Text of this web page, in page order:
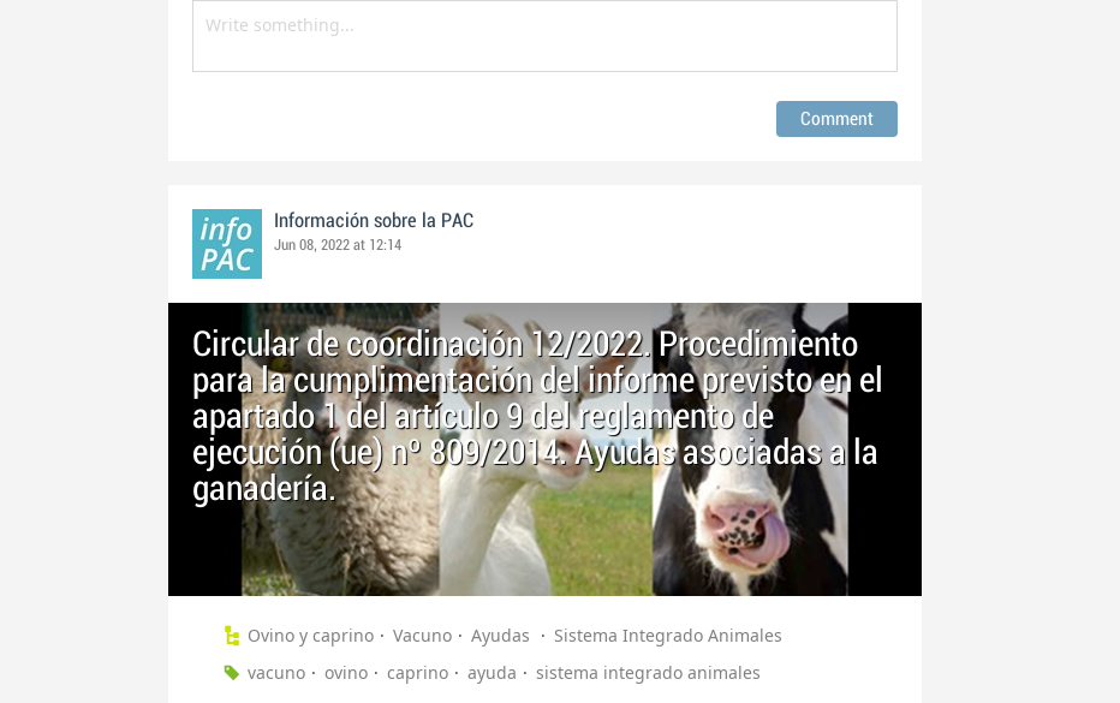
Información sobre la PAC
Jun 08, 2022 at 12:14
Circular de coordinación 12/2022. Procedimiento
para la cumplimentación del informe previsto en el
apartado 1 del artículo 9 del reglamento de
ejecución (ue) nº 809/2014. Ayudas asociadas a la
ganadería.
Ovino y caprino Vacuno Ayudas
Sistema Integrado Animales
vacuno
ovino caprino ayuda sistema integrado animales